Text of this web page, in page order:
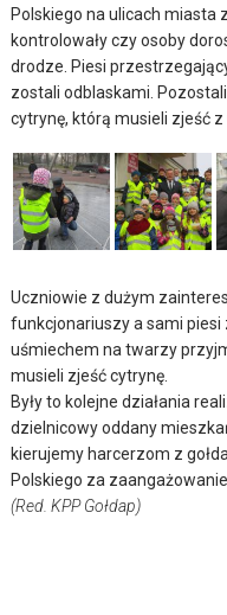
Polskiego na ulicach miasta
kontrolowały czy osoby
drodze. Piesi
zostali odblaskami.
cytrynę, którą musieli zjeść
Uczniowie z dużym
funkcjonariuszy a sami
uśmiechem na twarzy
musieli zjeść cytrynę.
Były to kolejne działania
dzielnicowy oddany
kierujemy harcerzom z
Polskiego za
(Red. KPP Gołdap)